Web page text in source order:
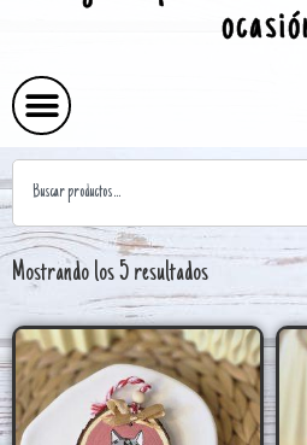
Mostrando los 5 resultados